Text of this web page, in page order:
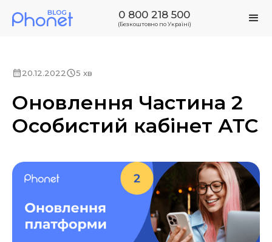
0 800 218 500
(Безкоштовно по Україні)
20.12.2022 5 хв
Оновлення Частина 2
Особистий кабінет АТС